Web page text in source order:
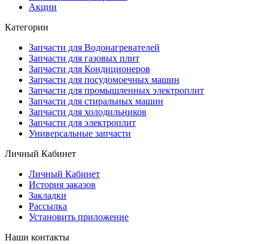
Акции
Категории
Запчасти для Водонагревателей
Запчасти для газовых плит
Запчасти для Кондиционеров
Запчасти для посудомоечных машин
Запчасти для промышленных электроплит
Запчасти для стиральных машин
Запчасти для холодильников
Запчасти для электроплит
Универсальные запчасти
Личный Кабинет
Личный Кабинет
История заказов
Закладки
Рассылка
Установить приложение
Наши контакты